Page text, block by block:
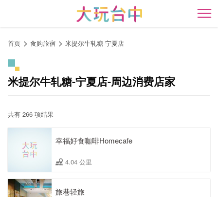
开
首页 食购旅宿 米提尔牛轧糖-宁夏店
米提尔牛轧糖-宁夏店-周边消费店家
共有 266 项结果
幸福好食咖啡Homecafe
4.04 公里
旅巷轻旅